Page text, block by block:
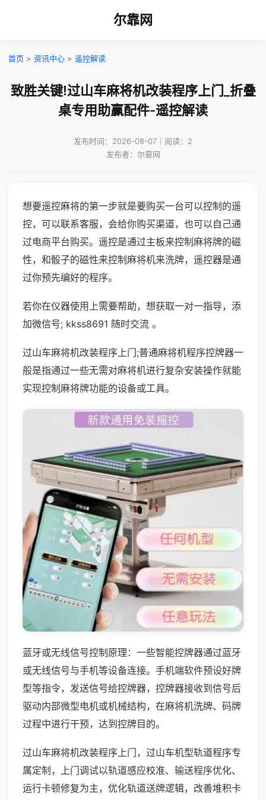
尔靠网
首页 > 资讯中心 > 遥控解读
致胜关键!过山车麻将机改装程序上门_折叠
桌专用助赢配件-遥控解读
发布时间：2026-08-07｜阅读：2
发布者：尔靠网
想要遥控麻将的第一步就是要购买一台可以控制的遥
控，可以联系客服，会给你购买渠道，也可以自己通
过电商平台购买。遥控是通过主板来控制麻将牌的磁
性，和骰子的磁性来控制麻将机来洗牌，遥控器是通
过你预先编好的程序。
若你在仪器使用上需要帮助，想获取一对一指导，添
加微信号; kkss8691 随时交流 。
过山车麻将机改装程序上门;普通麻将机程序控牌器一
般是指通过一些无需对麻将机进行复杂安装操作就能
实现控制麻将牌功能的设备或工具。
蓝牙或无线信号控制原理：一些智能控牌器通过蓝牙
或无线信号与手机等设备连接。手机端软件预设好牌
型等指令，发送信号给控牌器，控牌器接收到信号后
驱动内部微型电机或机械结构，在麻将机洗牌、码牌
过程中进行干预，达到控牌目的。
过山车麻将机改装程序上门，过山车机型轨道程序专
属定制，上门调试以轨道感应校准、输送程序优化、
运行卡顿修复为主，优化轨道送牌逻辑，改善堆积卡